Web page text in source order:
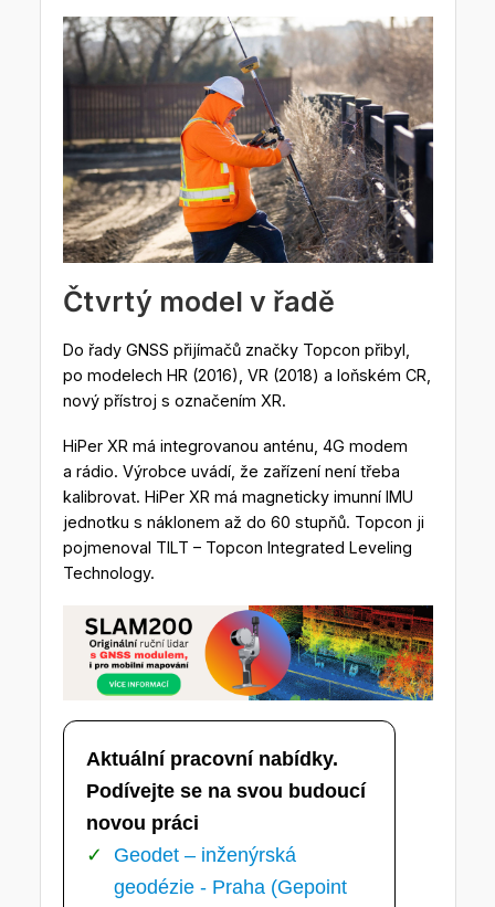
Čtvrtý model v řadě
Do řady GNSS přijímačů značky Topcon přibyl,
po modelech HR (2016), VR (2018) a loňském CR,
nový přístroj s označením XR.
HiPer XR má integrovanou anténu, 4G modem
a rádio. Výrobce uvádí, že zařízení není třeba
kalibrovat. HiPer XR má magneticky imunní IMU
jednotku s náklonem až do 60 stupňů. Topcon ji
pojmenoval TILT – Topcon Integrated Leveling
Technology.
Aktuální pracovní nabídky.
Podívejte se na svou budoucí
novou práci
Geodet – inženýrská
geodézie - Praha (Gepoint